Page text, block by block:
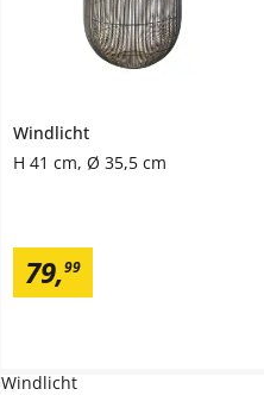
Windlicht
H 41 cm, Ø 35,5 cm
79,99
Windlicht